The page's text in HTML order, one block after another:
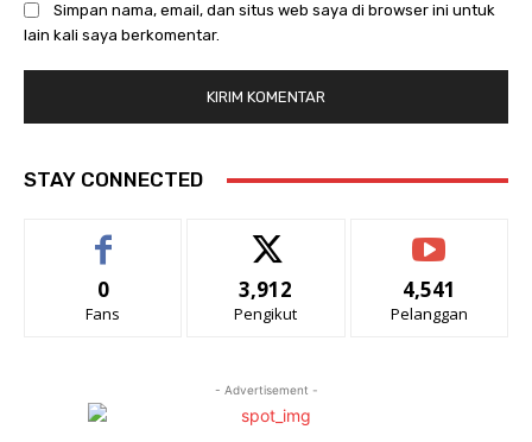
Simpan nama, email, dan situs web saya di browser ini untuk
lain kali saya berkomentar.
STAY CONNECTED
0
Fans
3,912
Pengikut
4,541
Pelanggan
- Advertisement -